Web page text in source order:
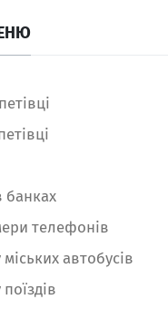
банках
телефонів
автобусів